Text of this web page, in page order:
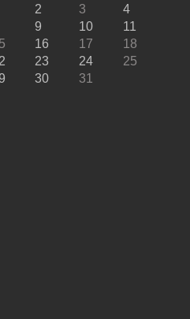
2 3
4
9 10
11
16 17
18
23 24
25
30
31